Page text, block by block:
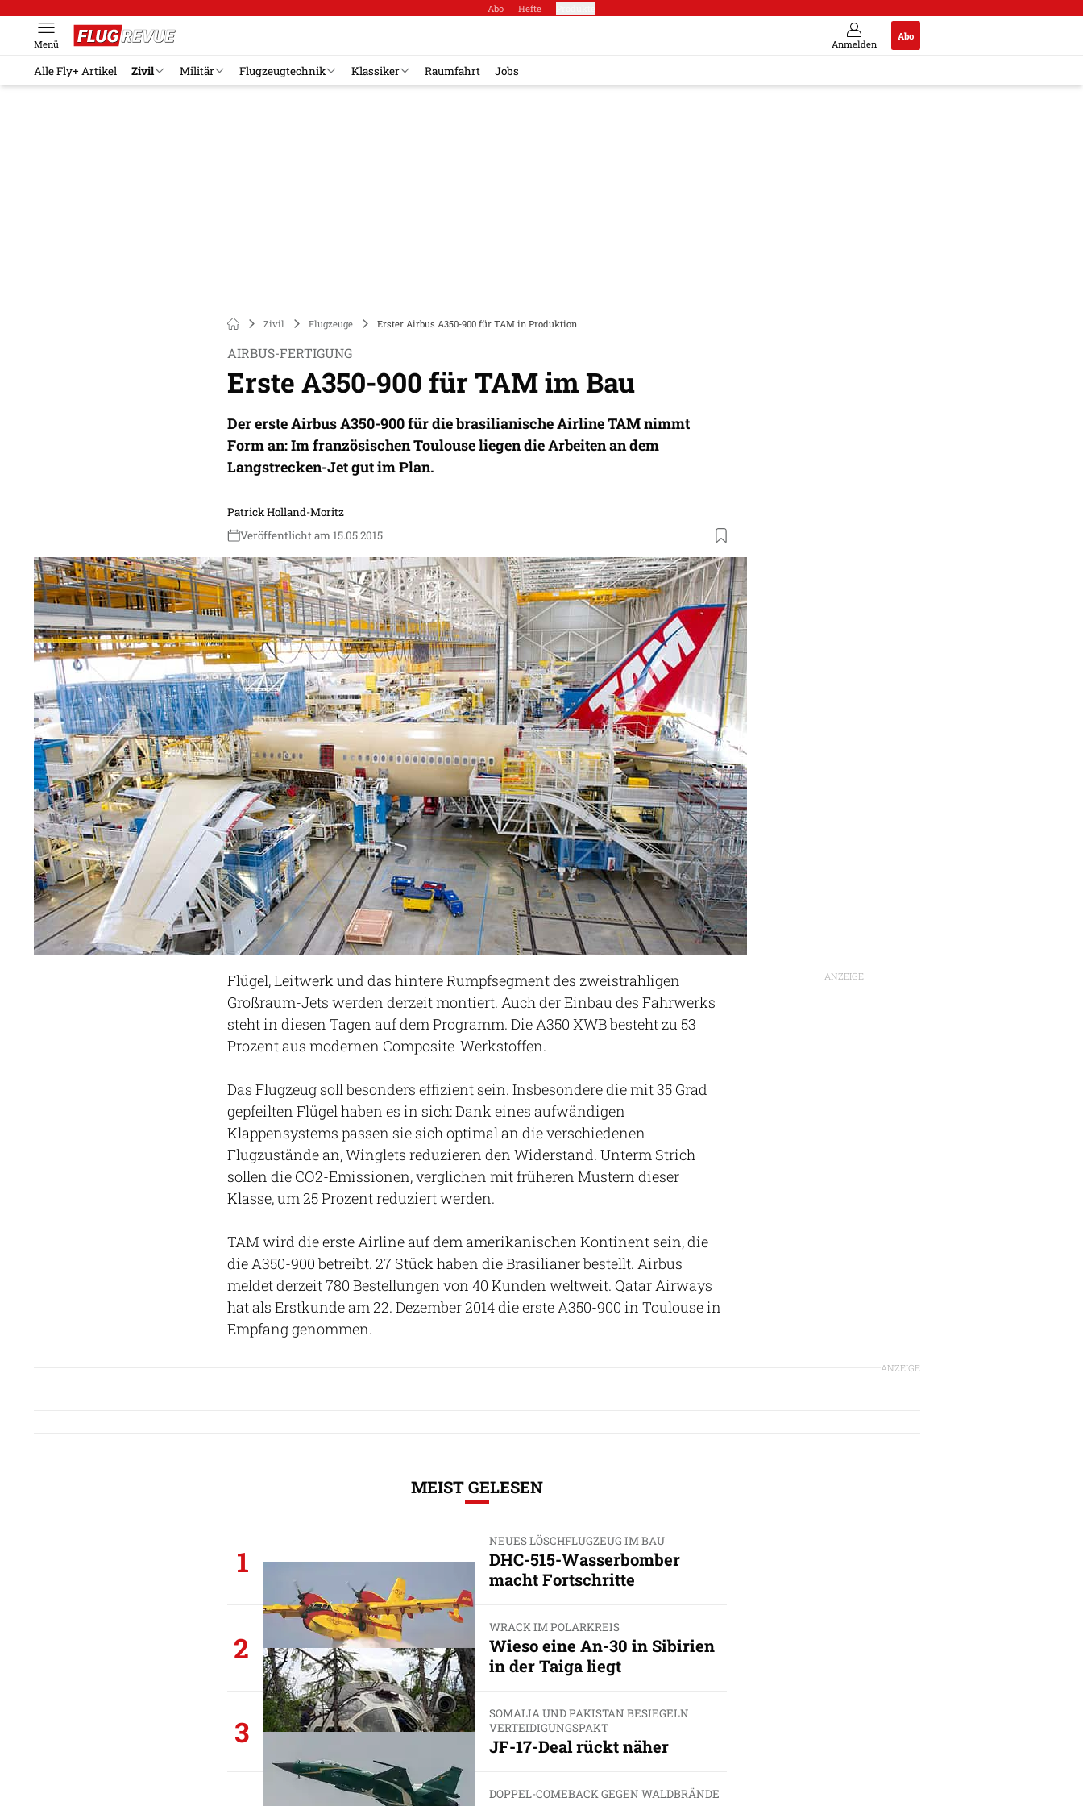
Abo Hefte
Anmelden
Abo
Menü
Alle Fly+ Artikel Zivil Militär Flugzeugtechnik Klassiker Raumfahrt Jobs
Zivil Flugzeuge Erster Airbus A350-900 für TAM in Produktion
AIRBUS-FERTIGUNG
Erste A350-900 für TAM im Bau
Der erste Airbus A350-900 für die brasilianische Airline TAM nimmt
Form an: Im französischen Toulouse liegen die Arbeiten an dem
Langstrecken-Jet gut im Plan.
Patrick Holland-Moritz
Veröffentlicht am 15.05.2015
ANZEIGE
Flügel, Leitwerk und das hintere Rumpfsegment des zweistrahligen
Großraum-Jets werden derzeit montiert. Auch der Einbau des Fahrwerks
steht in diesen Tagen auf dem Programm. Die A350 XWB besteht zu 53
Prozent aus modernen Composite-Werkstoffen.
Das Flugzeug soll besonders effizient sein. Insbesondere die mit 35 Grad
gepfeilten Flügel haben es in sich: Dank eines aufwändigen
Klappensystems passen sie sich optimal an die verschiedenen
Flugzustände an, Winglets reduzieren den Widerstand. Unterm Strich
sollen die CO2-Emissionen, verglichen mit früheren Mustern dieser
Klasse, um 25 Prozent reduziert werden.
TAM wird die erste Airline auf dem amerikanischen Kontinent sein, die
die A350-900 betreibt. 27 Stück haben die Brasilianer bestellt. Airbus
meldet derzeit 780 Bestellungen von 40 Kunden weltweit. Qatar Airways
hat als Erstkunde am 22. Dezember 2014 die erste A350-900 in Toulouse in
Empfang genommen.
ANZEIGE
MEIST GELESEN
1
NEUES LÖSCHFLUGZEUG IM BAU
DHC-515-Wasserbomber
macht Fortschritte
2
WRACK IM POLARKREIS
Wieso eine An-30 in Sibirien
in der Taiga liegt
3
SOMALIA UND PAKISTAN BESIEGELN
VERTEIDIGUNGSPAKT
JF-17-Deal rückt näher
DOPPEL-COMEBACK GEGEN WALDBRÄNDE